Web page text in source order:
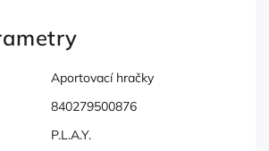
Aportovací hračky
840279500876
P.L.A.Y.